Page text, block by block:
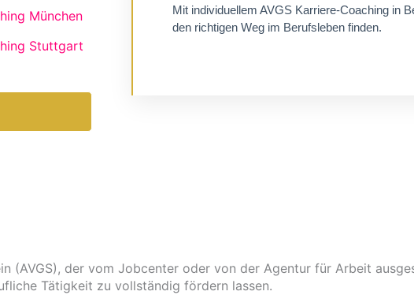
München
Stuttgart
Mit individuellem AVGS Karriere-Coaching in
den richtigen Weg im Berufsleben finden.
(AVGS), der vom Jobcenter oder von der Agentur für Arbeit
Tätigkeit zu vollständig fördern lassen.